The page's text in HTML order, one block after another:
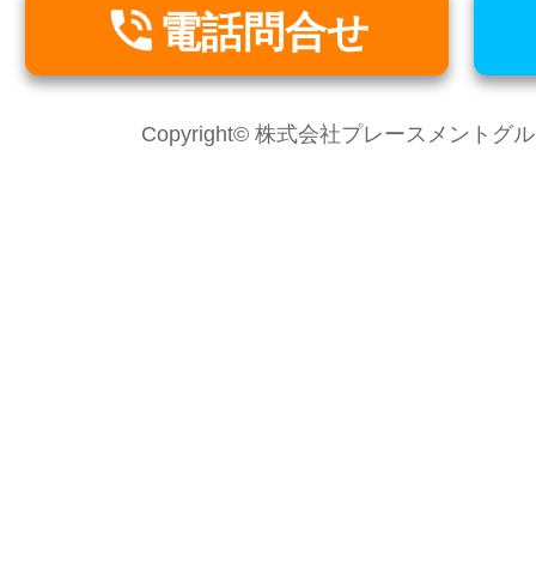
 電話問合せ
Copyright© 株式会社プレースメントグ